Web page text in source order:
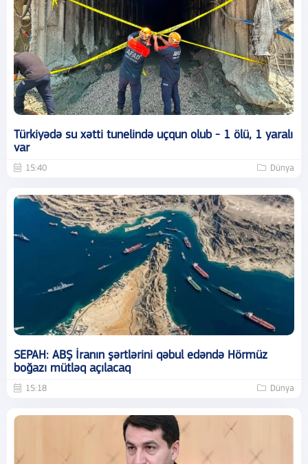
Türkiyədə su xətti tunelində uçqun olub - 1 ölü, 1 yaralı
var
15:40 Dünya
SEPAH: ABŞ İranın şərtlərini qəbul edəndə Hörmüz
boğazı mütləq açılacaq
15:18 Dünya